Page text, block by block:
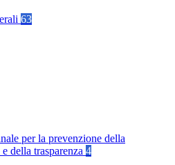
63
per la prevenzione della
della trasparenza 4